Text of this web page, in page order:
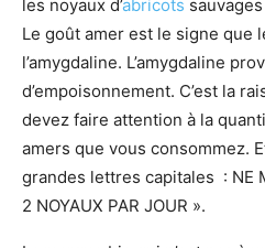
les noyaux d’abricots
Le goût amer est le signe que
l’amygdaline. L’amygdaline
d’empoisonnement. C’est la
devez faire attention à la
amers que vous consommez.
grandes lettres capitales : NE
2 NOYAUX PAR JOUR ».